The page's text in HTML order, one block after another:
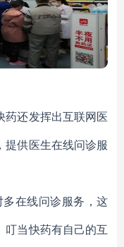
药还发挥出互联网医
提供医生在线问诊服
在线问诊服务，这
叮当快药有自己的互